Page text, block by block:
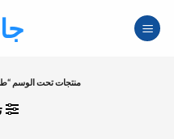
للمحتوى
منتجات تحت الوسم